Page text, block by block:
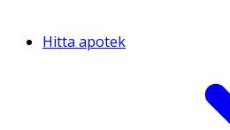
Hitta apotek